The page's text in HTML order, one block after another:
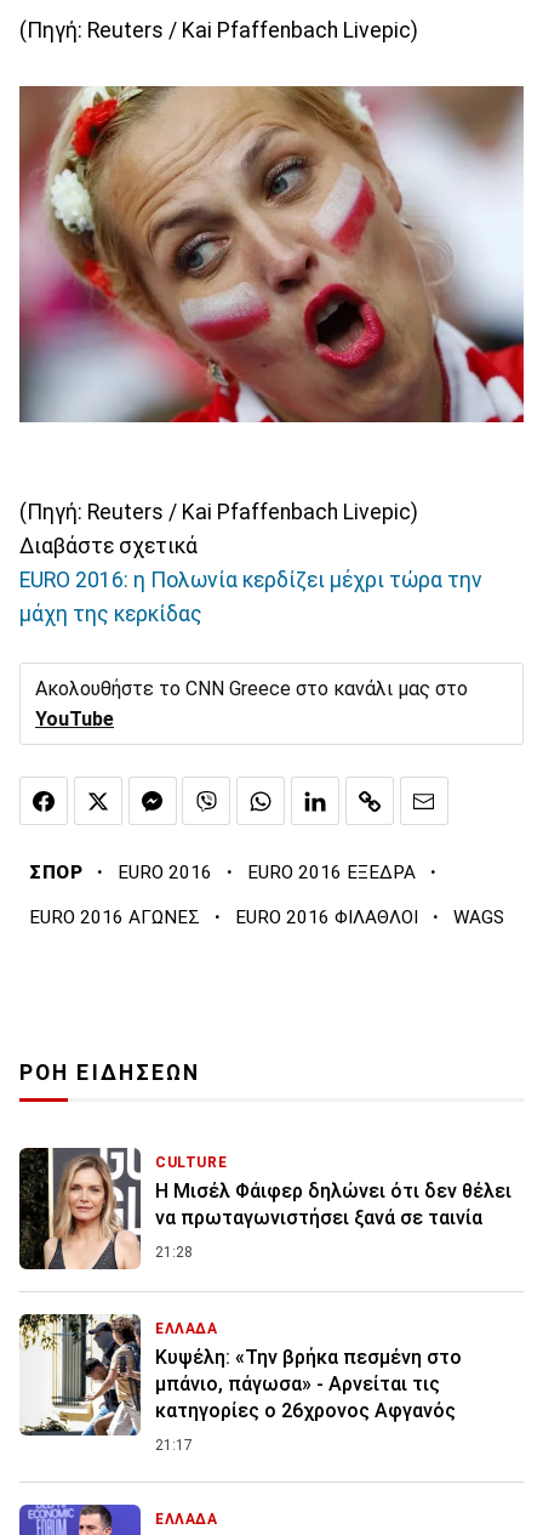
(Πηγή: Reuters / Kai Pfaffenbach Livepic)
(Πηγή: Reuters / Kai Pfaffenbach Livepic)
Διαβάστε σχετικά
EURO 2016: η Πολωνία κερδίζει μέχρι τώρα την
μάχη της κερκίδας
Ακολουθήστε το CNN Greece στο κανάλι μας στο
YouTube
ΣΠΟΡ · EURO 2016 · EURO 2016 ΕΞΕΔΡΑ ·
EURO 2016 ΑΓΩΝΕΣ · EURO 2016 ΦΙΛΑΘΛΟΙ · WAGS
ΡΟΗ ΕΙΔΗΣΕΩΝ
CULTURE
Η Μισέλ Φάιφερ δηλώνει ότι δεν θέλει
να πρωταγωνιστήσει ξανά σε ταινία
21:28
ΕΛΛΑΔΑ
Κυψέλη: «Την βρήκα πεσμένη στο
μπάνιο, πάγωσα» - Αρνείται τις
κατηγορίες ο 26χρονος Αφγανός
21:17
ΕΛΛΑΔΑ